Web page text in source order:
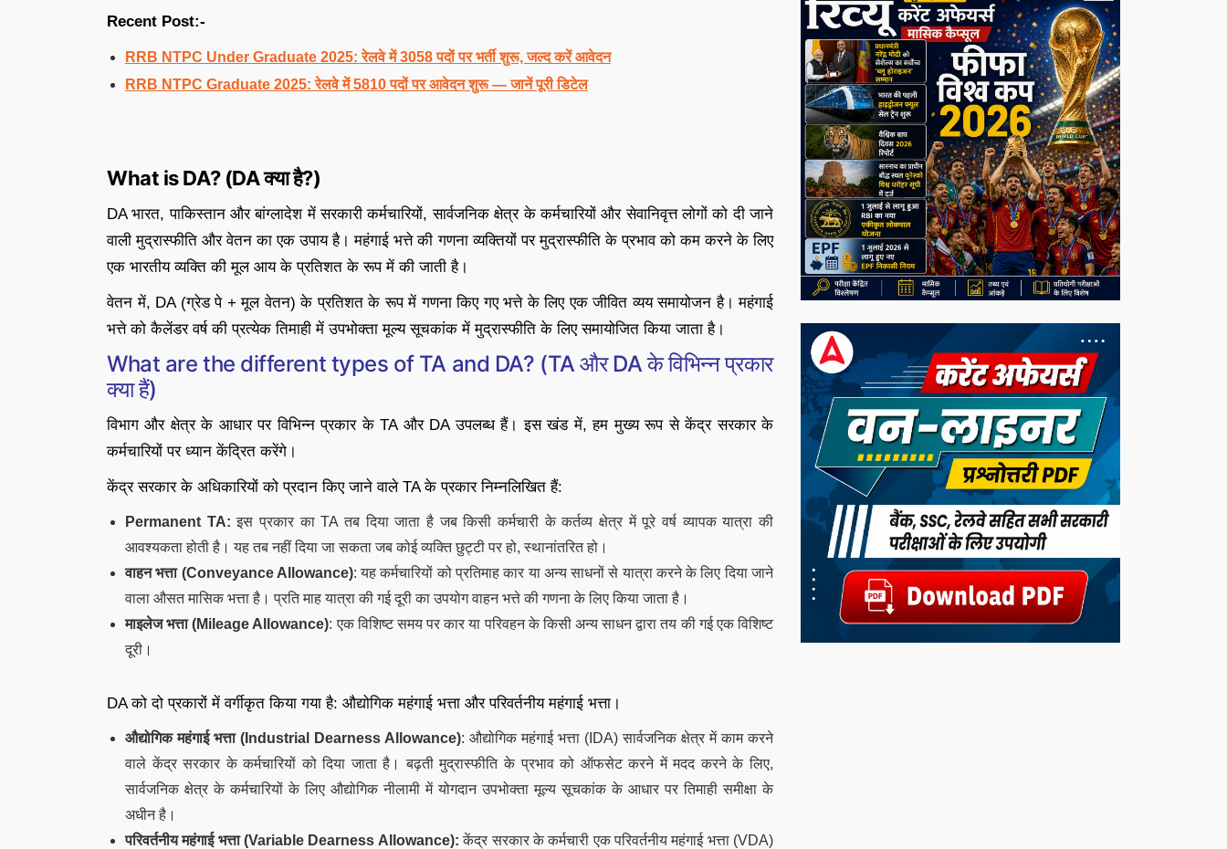
Recent Post:-
RRB NTPC Under Graduate 2025: रेलवे में 3058 पदों पर भर्ती शुरू, जल्द करें आवेदन
RRB NTPC Graduate 2025: रेलवे में 5810 पदों पर आवेदन शुरू — जानें पूरी डिटेल
What is DA? (DA क्या है?)
DA भारत, पाकिस्तान और बांग्लादेश में सरकारी कर्मचारियों, सार्वजनिक क्षेत्र के कर्मचारियों और सेवानिवृत्त लोगों को दी जाने
वाली मुद्रास्फीति और वेतन का एक उपाय है। महंगाई भत्ते की गणना व्यक्तियों पर मुद्रास्फीति के प्रभाव को कम करने के लिए
एक भारतीय व्यक्ति की मूल आय के प्रतिशत के रूप में की जाती है।
वेतन में, DA (ग्रेड पे + मूल वेतन) के प्रतिशत के रूप में गणना किए गए भत्ते के लिए एक जीवित व्यय समायोजन है। महंगाई
भत्ते को कैलेंडर वर्ष की प्रत्येक तिमाही में उपभोक्ता मूल्य सूचकांक में मुद्रास्फीति के लिए समायोजित किया जाता है।
What are the different types of TA and DA? (TA और DA के विभिन्न प्रकार
क्या हैं)
विभाग और क्षेत्र के आधार पर विभिन्न प्रकार के TA और DA उपलब्ध हैं। इस खंड में, हम मुख्य रूप से केंद्र सरकार के
कर्मचारियों पर ध्यान केंद्रित करेंगे।
केंद्र सरकार के अधिकारियों को प्रदान किए जाने वाले TA के प्रकार निम्नलिखित हैं:
Permanent TA: इस प्रकार का TA तब दिया जाता है जब किसी कर्मचारी के कर्तव्य क्षेत्र में पूरे वर्ष व्यापक यात्रा की
आवश्यकता होती है। यह तब नहीं दिया जा सकता जब कोई व्यक्ति छुट्टी पर हो, स्थानांतरित हो।
वाहन भत्ता (Conveyance Allowance): यह कर्मचारियों को प्रतिमाह कार या अन्य साधनों से यात्रा करने के लिए दिया जाने
वाला औसत मासिक भत्ता है। प्रति माह यात्रा की गई दूरी का उपयोग वाहन भत्ते की गणना के लिए किया जाता है।
माइलेज भत्ता (Mileage Allowance): एक विशिष्ट समय पर कार या परिवहन के किसी अन्य साधन द्वारा तय की गई एक विशिष्ट
दूरी।
DA को दो प्रकारों में वर्गीकृत किया गया है: औद्योगिक महंगाई भत्ता और परिवर्तनीय महंगाई भत्ता।
औद्योगिक महंगाई भत्ता ( Industrial Dearness Allowance): औद्योगिक महंगाई भत्ता (IDA) सार्वजनिक क्षेत्र में काम करने
वाले केंद्र सरकार के कर्मचारियों को दिया जाता है। बढ़ती मुद्रास्फीति के प्रभाव को ऑफसेट करने में मदद करने के लिए,
सार्वजनिक क्षेत्र के कर्मचारियों के लिए औद्योगिक नीलामी में योगदान उपभोक्ता मूल्य सूचकांक के आधार पर तिमाही समीक्षा के
अधीन है।
परिवर्तनीय महंगाई भत्ता (Variable Dearness Allowance): केंद्र सरकार के कर्मचारी एक परिवर्तनीय महंगाई भत्ता (VDA)